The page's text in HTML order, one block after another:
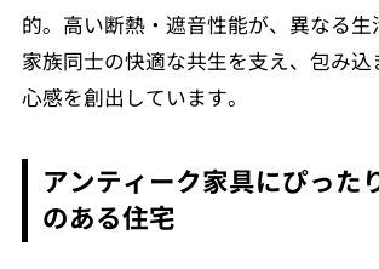
的。高い断熱・遮音性能が、異なる
家族同士の快適な共生を支え、包み
心感を創出しています。
アンティーク家具にぴった
のある住宅